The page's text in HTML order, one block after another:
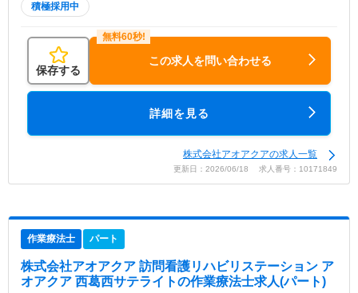
積極採用中
保存する
この求人を問い合わせる
詳細を見る
株式会社アオアクアの求人一覧
更新日：2026/06/18 求人番号：10171849
作業療法士 パート
株式会社アオアクア 訪問看護リハビリステーション ア
オアクア 西葛西サテライトの作業療法士求人(パート)